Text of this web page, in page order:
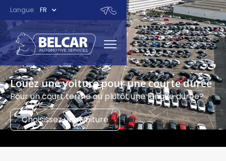
Langue: FR
Louez une voiture pour une courte durée
Pour un court terme ou plutôt une longue durée?
Choisissez une voiture